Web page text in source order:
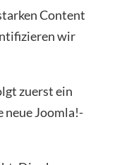
Content
wir
zuerst ein
neue Joomla!-